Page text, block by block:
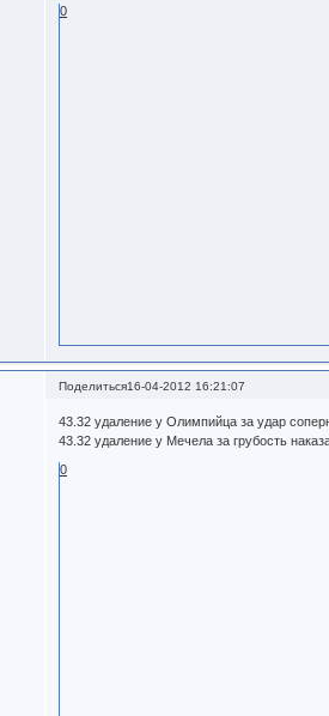
0
Поделиться16-04-2012 16:21:07
43.32 удаление у Олимпийца за удар
43.32 удаление у Мечела за грубость
0